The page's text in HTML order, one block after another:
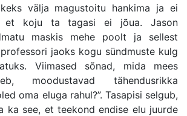
välja magustoitu hankima ja ei
et koju ta tagasi ei jõua. Jason
maskis mehe poolt ja sellest
jaoks kogu sündmuste kulg
Viimased sõnad, mida mees
moodustavad tähendusrikka
oma eluga rahul?”. Tasapisi selgub,
ka see, et teekond endise elu juurde